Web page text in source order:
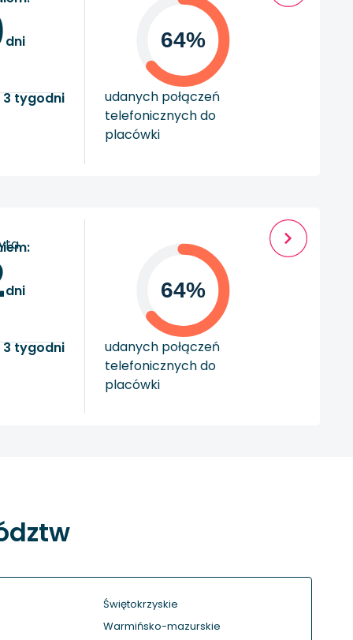
dni
3 tygodni
64%
udanych połączeń
telefonicznych do
placówki
dni
3 tygodni
64%
udanych połączeń
telefonicznych do
placówki
Świętokrzyskie
Warmińsko-mazurskie